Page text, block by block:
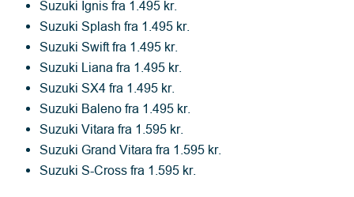
Suzuki Ignis fra 1.495 kr.
Suzuki Splash fra 1.495 kr.
Suzuki Swift fra 1.495 kr.
Suzuki Liana fra 1.495 kr.
Suzuki SX4 fra 1.495 kr.
Suzuki Baleno fra 1.495 kr.
Suzuki Vitara fra 1.595 kr.
Suzuki Grand Vitara fra 1.595 kr.
Suzuki S-Cross fra 1.595 kr.